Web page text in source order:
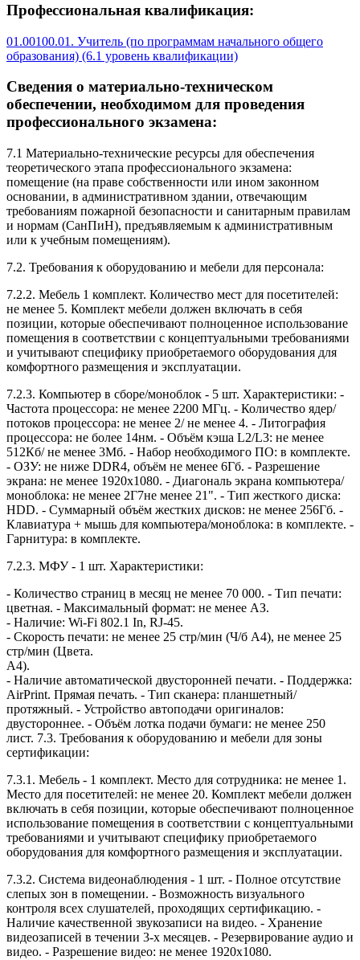
Профессиональная квалификация:
01.00100.01. Учитель (по программам начального общего
образования) (6.1 уровень квалификации)
Сведения о материально-техническом
обеспечении, необходимом для проведения
профессионального экзамена:
7.1 Материально-технические ресурсы для обеспечения
теоретического этапа профессионального экзамена:
помещение (на праве собственности или ином законном
основании, в административном здании, отвечающим
требованиям пожарной безопасности и санитарным правилам
и нормам (СанПиН), предъявляемым к административным
или к учебным помещениям).
7.2. Требования к оборудованию и мебели для персонала:
7.2.2. Мебель 1 комплект. Количество мест для посетителей:
не менее 5. Комплект мебели должен включать в себя
позиции, которые обеспечивают полноценное использование
помещения в соответствии с концептуальными требованиями
и учитывают специфику приобретаемого оборудования для
комфортного размещения и эксплуатации.
7.2.3. Компьютер в сборе/моноблок - 5 шт. Характеристики: -
Частота процессора: не менее 2200 МГц. - Количество ядер/
потоков процессора: не менее 2/ не менее 4. - Литография
процессора: не более 14нм. - Объём кэша L2/L3: не менее
512Кб/ не менее 3Мб. - Набор необходимого ПО: в комплекте.
- ОЗУ: не ниже DDR4, объём не менее 6Гб. - Разрешение
экрана: не менее 1920x1080. - Диагональ экрана компьютера/
моноблока: не менее 2Г7не менее 21". - Тип жесткого диска:
HDD. - Суммарный объём жестких дисков: не менее 256Гб. -
Клавиатура + мышь для компьютера/моноблока: в комплекте. -
Гарнитура: в комплекте.
7.2.3. МФУ - 1 шт. Характеристики:
- Количество страниц в месяц не менее 70 000. - Тип печати:
цветная. - Максимальный формат: не менее АЗ.
- Наличие: Wi-Fi 802.1 In, RJ-45.
- Скорость печати: не менее 25 стр/мин (Ч/б А4), не менее 25
стр/мин (Цвета.
А4).
- Наличие автоматической двусторонней печати. - Поддержка:
AirPrint. Прямая печать. - Тип сканера: планшетный/
протяжный. - Устройство автоподачи оригиналов:
двустороннее. - Объём лотка подачи бумаги: не менее 250
лист. 7.3. Требования к оборудованию и мебели для зоны
сертификации:
7.3.1. Мебель - 1 комплект. Место для сотрудника: не менее 1.
Место для посетителей: не менее 20. Комплект мебели должен
включать в себя позиции, которые обеспечивают полноценное
использование помещения в соответствии с концептуальными
требованиями и учитывают специфику приобретаемого
оборудования для комфортного размещения и эксплуатации.
7.3.2. Система видеонаблюдения - 1 шт. - Полное отсутствие
слепых зон в помещении. - Возможность визуального
контроля всех слушателей, проходящих сертификацию. -
Наличие качественной звукозаписи на видео. - Хранение
видеозаписей в течении 3-х месяцев. - Резервирование аудио и
видео. - Разрешение видео: не менее 1920x1080.